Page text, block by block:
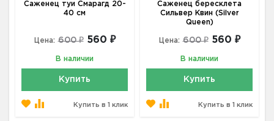
Саженец туи Смарагд 20-
40 см
Цена: 600 ₽ 560 ₽
В наличии
Купить
Купить в 1 клик
Саженец бересклета
Сильвер Квин (Silver
Queen)
Цена: 600 ₽ 560 ₽
В наличии
Купить
Купить в 1 клик